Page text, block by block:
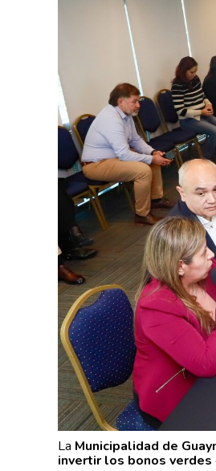
La Municipalidad de
invertir los bonos verdes